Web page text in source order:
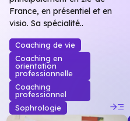
France, en présentiel et en
visio. Sa spécialité..
Coaching de vie
Coaching en
orientation
professionnelle
Coaching
professionnel
Sophrologie
read_more